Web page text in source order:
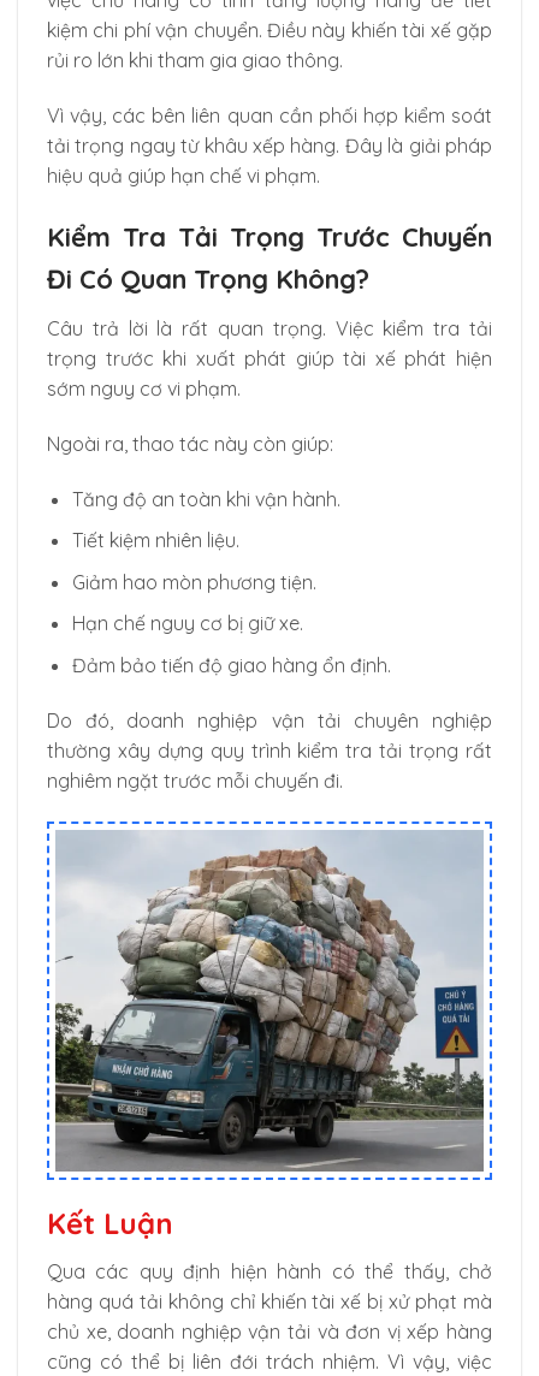
kiệm chi phí vận chuyển. Điều này khiến tài xế gặp
rủi ro lớn khi tham gia giao thông.
Vì vậy, các bên liên quan cần phối hợp kiểm soát
tải trọng ngay từ khâu xếp hàng. Đây là giải pháp
hiệu quả giúp hạn chế vi phạm.
Kiểm Tra Tải Trọng Trước Chuyến
Đi Có Quan Trọng Không?
Câu trả lời là rất quan trọng. Việc kiểm tra tải
trọng trước khi xuất phát giúp tài xế phát hiện
sớm nguy cơ vi phạm.
Ngoài ra, thao tác này còn giúp:
Tăng độ an toàn khi vận hành.
Tiết kiệm nhiên liệu.
Giảm hao mòn phương tiện.
Hạn chế nguy cơ bị giữ xe.
Đảm bảo tiến độ giao hàng ổn định.
Do đó, doanh nghiệp vận tải chuyên nghiệp
thường xây dựng quy trình kiểm tra tải trọng rất
nghiêm ngặt trước mỗi chuyến đi.
Kết Luận
Qua các quy định hiện hành có thể thấy, chở
hàng quá tải không chỉ khiến tài xế bị xử phạt mà
chủ xe, doanh nghiệp vận tải và đơn vị xếp hàng
cũng có thể bị liên đới trách nhiệm. Vì vậy, việc